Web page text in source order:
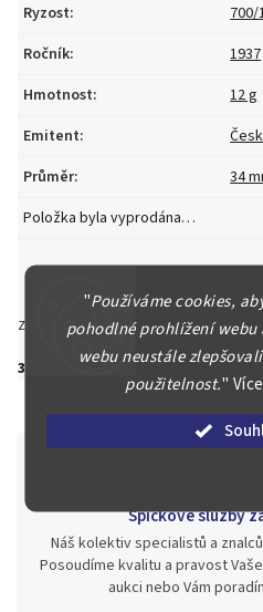
"Používáme cookies,
pohodlné prohlížení
webu neustále
použitelnost."
3 530 Kč
Ryzost:
700/
Ročník:
1937
Hmotnost:
12 g
Emitent:
Průměr:
34
Položka byla vyprodána…
Zeptat se Hlídat Sdílet
Špičkové služby
Náš kolektiv specialistů a
Posoudíme kvalitu a pravost
aukci nebo Vám